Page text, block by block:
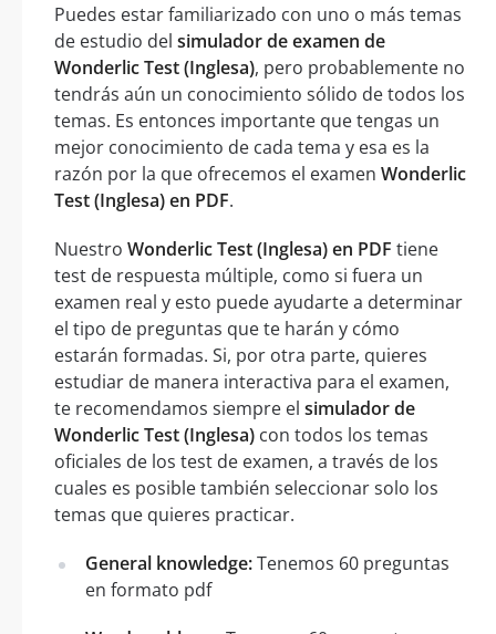
Puedes estar familiarizado con uno o más temas
de estudio del simulador de examen de
Wonderlic Test (Inglesa), pero probablemente no
tendrás aún un conocimiento sólido de todos los
temas. Es entonces importante que tengas un
mejor conocimiento de cada tema y esa es la
razón por la que ofrecemos el examen Wonderlic
Test (Inglesa) en PDF.
Nuestro Wonderlic Test (Inglesa) en PDF tiene
test de respuesta múltiple, como si fuera un
examen real y esto puede ayudarte a determinar
el tipo de preguntas que te harán y cómo
estarán formadas. Si, por otra parte, quieres
estudiar de manera interactiva para el examen,
te recomendamos siempre el simulador de
Wonderlic Test (Inglesa) con todos los temas
oficiales de los test de examen, a través de los
cuales es posible también seleccionar solo los
temas que quieres practicar.
General knowledge:Tenemos 60 preguntas
en formato pdf